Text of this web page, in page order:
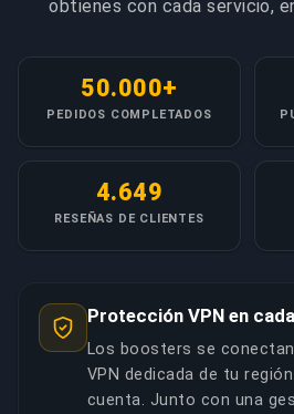
objetivo. Cada booster pasa
obtienes con cada servicio,
PEDIDOS COMPLETADOS
50.000+
RESEÑAS DE CLIENTES
4.649
Protección VPN en
Los boosters se
VPN dedicada de tu
cuenta. Junto con una